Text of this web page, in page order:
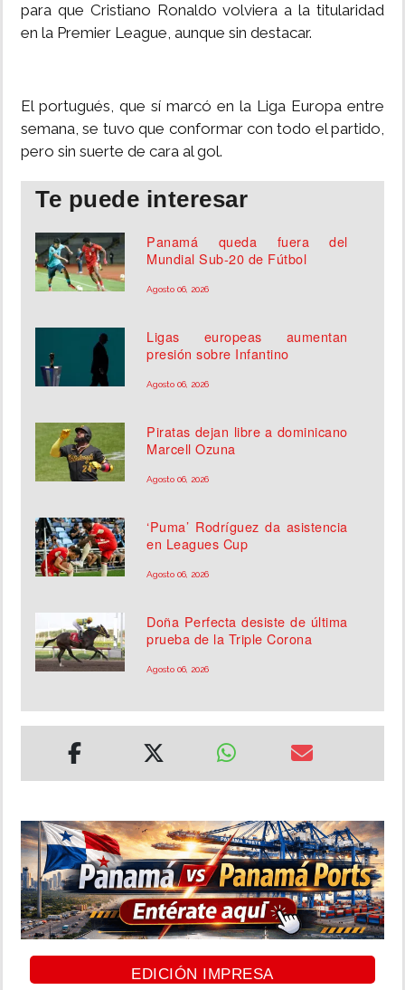
para que Cristiano Ronaldo volviera a la titularidad
en la Premier League, aunque sin destacar.
El portugués, que sí marcó en la Liga Europa entre
semana, se tuvo que conformar con todo el partido,
pero sin suerte de cara al gol.
Te puede interesar
Panamá queda fuera del
Mundial Sub-20 de Fútbol
Agosto 06, 2026
Ligas europeas aumentan
presión sobre Infantino
Agosto 06, 2026
Piratas dejan libre a dominicano
Marcell Ozuna
Agosto 06, 2026
‘Puma’ Rodríguez da asistencia
en Leagues Cup
Agosto 06, 2026
Doña Perfecta desiste de última
prueba de la Triple Corona
Agosto 06, 2026
EDICIÓN IMPRESA